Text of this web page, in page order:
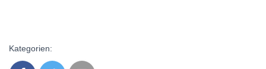
Kategorien: